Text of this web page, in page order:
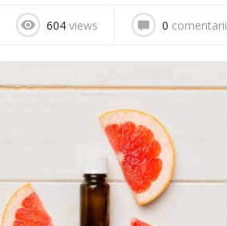
604 views 0 comentarii